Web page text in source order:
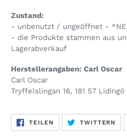
Zustand:
- unbenutzt / ungeöffnet -
- die Produkte stammen aus
Lagerabverkauf
Herstellerangaben: Carl Oscar
Carl Oscar
Tryffelslingan 16, 181 57
TEILEN
FACEBOOK
TEILEN
TWITTERN